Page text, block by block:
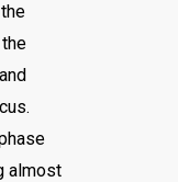
almost